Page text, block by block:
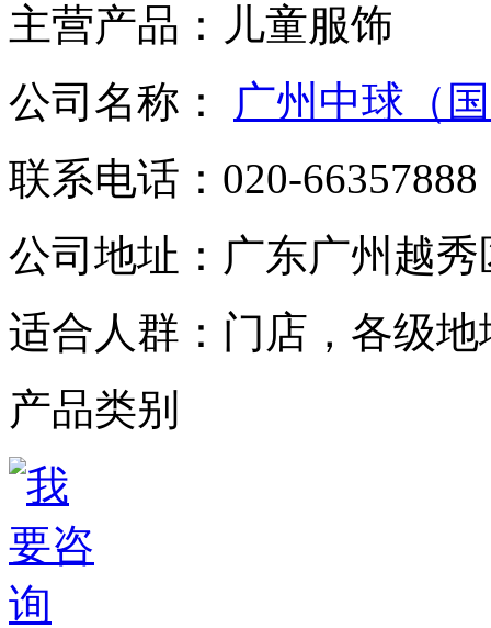
主营产品： 儿童服饰
公司名称： 广州中球（
联系电话： 020-66357888
公司地址： 广东广州越
适合人群： 门店，各级
产品类别